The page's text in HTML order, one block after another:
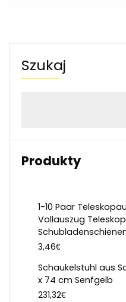
Szukaj
Produkty
1-10 Paar
Vollauszug
3,46€
Schaukelstuhl aus
x 74 cm Senfgelb
231,32€